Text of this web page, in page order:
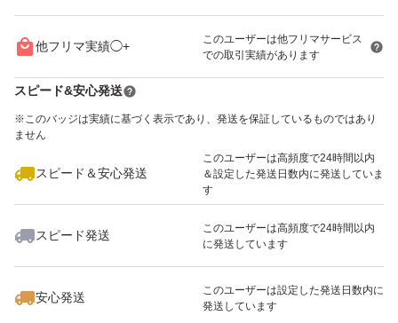
他フリマ実績◯+
このユーザーは他フリマサービス
での取引実績があります
スピード&安心発送
※このバッジは実績に基づく表示であり、発送を保証しているものではあり
ません
スピード＆安心発送
このユーザーは高頻度で24時間以内
＆設定した発送日数内に発送していま
す
スピード発送
このユーザーは高頻度で24時間以内
に発送しています
安心発送
このユーザーは設定した発送日数内に
発送しています
450円 いいね！
1,200 円
4,200円 いいね！
450 1,200円
1,200円 1,200